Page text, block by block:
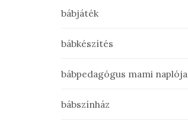
bábjáték
bábkészítés
bábpedagógus mami naplója
bábszínház